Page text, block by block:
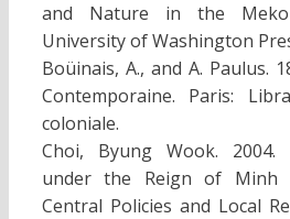
and Nature in the
University of Washington
Boüinais, A., and A. Paulus.
Contemporaine. Paris:
coloniale.
Choi, Byung Wook. 2004.
under the Reign of Minh
Central Policies and Local